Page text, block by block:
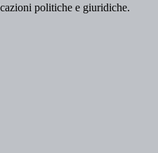
politiche e giuridiche.